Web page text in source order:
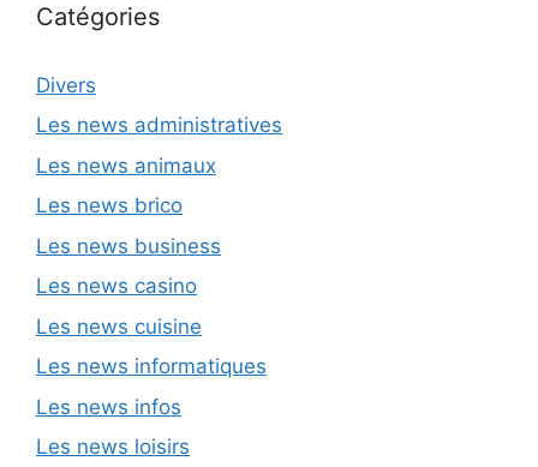
Catégories
Divers
Les news administratives
Les news animaux
Les news brico
Les news business
Les news casino
Les news cuisine
Les news informatiques
Les news infos
Les news loisirs